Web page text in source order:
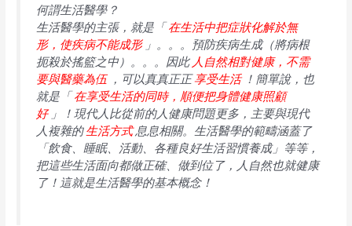
何謂生活醫學？
生活醫學的主張，就是「在生活中把症狀化解於無
形，使疾病不能成形 」。。。預防疾病生成（將病根
扼殺於搖籃之中）。。。因此 人自然相對健康，不需
要與醫藥為伍 ，可以真真正正享受生活 ！簡單說，也
就是「在享受生活的同時，順便把身體健康照顧
好 」！現代人比從前的人健康問題更多，主要與現代
人複雜的生活方式息息相關。生活醫學的範疇涵蓋了
「飲食、睡眠、活動、各種良好生活習慣養成」等等，
把這些生活面向都做正確、做到位了，人自然也就健康
了！這就是生活醫學的基本概念！